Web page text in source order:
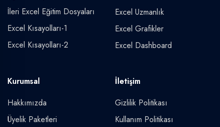
İleri Excel Eğitim Dosyaları
Excel Kısayolları-1
Excel Kısayolları-2
Excel Uzmanlık
Excel Grafikler
Excel Dashboard
Kurumsal
Hakkımızda
Üyelik Paketleri
İletişim
Gizlilik Politikası
Kullanım Politikası